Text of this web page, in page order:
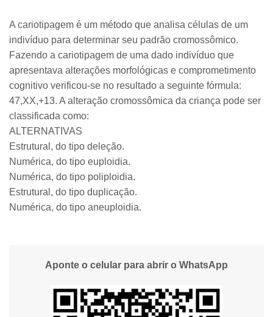
A cariotipagem é um método que analisa células de um
indivíduo para determinar seu padrão cromossômico.
Fazendo a cariotipagem de uma dado indivíduo que
apresentava alterações morfológicas e comprometimento
cognitivo verificou-se no resultado a seguinte fórmula:
47,XX,+13. A alteração cromossômica da criança pode ser
classificada como:
ALTERNATIVAS
Estrutural, do tipo deleção.
Numérica, do tipo euploidia.
Numérica, do tipo poliploidia.
Estrutural, do tipo duplicação.
Numérica, do tipo aneuploidia.
Aponte o celular para abrir o WhatsApp